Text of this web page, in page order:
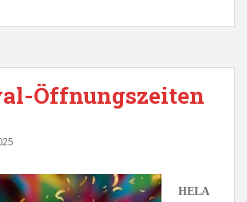
Öffnungszeiten
HELA